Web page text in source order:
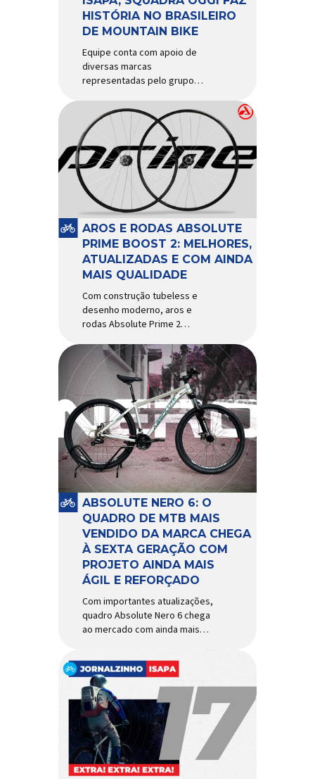
HISTÓRIA NO BRASILEIRO
DE MOUNTAIN BIKE
Equipe conta com apoio de
diversas marcas
representadas pelo grupo
Finish Lline, Park Tool, Protaper
e Zéfal Histórico. Assim pode
ser definida a participação da
Squadra Oggi no Campeonato
Brasileiro de Mountain Bike
2026, realizado em São José
dos Campos-SP entre os dias
23 e 26 de julho. Com cinco […]
AROS E RODAS ABSOLUTE
PRIME BOOST 2: MELHORES,
ATUALIZADAS E COM AINDA
MAIS QUALIDADE
Com construção tubeless e
desenho moderno, aros e
rodas Absolute Prime 2
diversas melhorias No
mercado brasileiro há alguns
anos, os aros e as rodas
Absolute Prime chegaram
como uma opção para pilotos
de cross country e trail em
busca de alto desempenho e
preço realmente competitivo.
Para isso, a marca […]
ABSOLUTE NERO 6: O
QUADRO DE MTB MAIS
VENDIDO DA MARCA CHEGA
À SEXTA GERAÇÃO COM
PROJETO AINDA MAIS
ÁGIL E REFORÇADO
Com importantes atualizações,
quadro Absolute Nero 6 chega
ao mercado com ainda mais
uso urbano e MTB recreacional
Um dos quadros de maior
sucesso do mercado de
bicicletas brasileiro chega em
nova versão: o
Absolute Nero 6, sexta geração
do quadro mais vendido da
marca nacional. Extremamente
popular para quem busca uma